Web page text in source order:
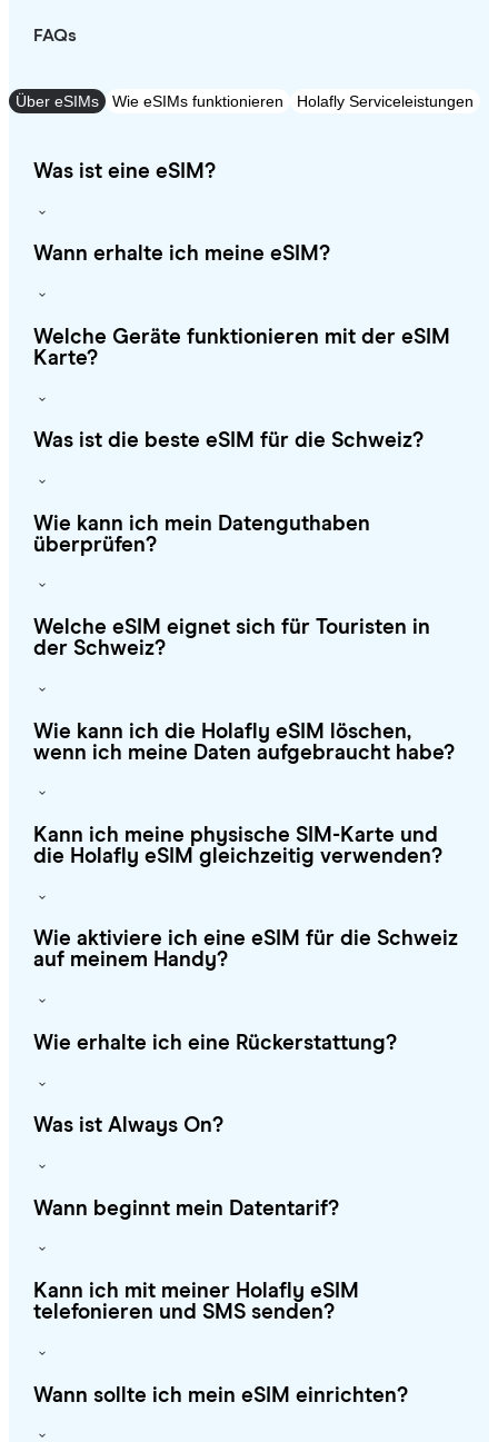
FAQs
Über eSIMs Wie eSIMs funktionieren Holafly Serviceleistungen
Was ist eine eSIM?
Wann erhalte ich meine eSIM?
Welche Geräte funktionieren mit der eSIM
Karte?
Was ist die beste eSIM für die Schweiz?
Wie kann ich mein Datenguthaben
überprüfen?
Welche eSIM eignet sich für Touristen in
der Schweiz?
Wie kann ich die Holafly eSIM löschen,
wenn ich meine Daten aufgebraucht habe?
Kann ich meine physische SIM-Karte und
die Holafly eSIM gleichzeitig verwenden?
Wie aktiviere ich eine eSIM für die Schweiz
auf meinem Handy?
Wie erhalte ich eine Rückerstattung?
Was ist Always On?
Wann beginnt mein Datentarif?
Kann ich mit meiner Holafly eSIM
telefonieren und SMS senden?
Wann sollte ich mein eSIM einrichten?